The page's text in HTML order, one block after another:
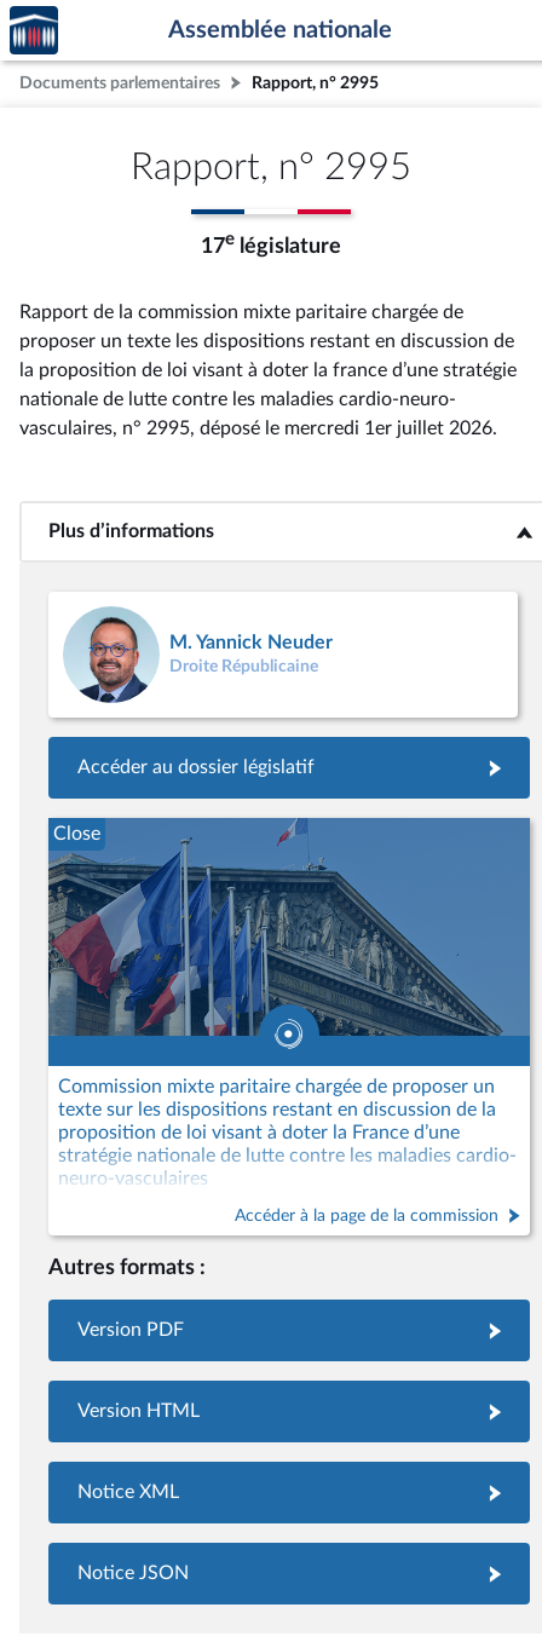
Aller au contenu
Aller en bas de la page
Accèder
à la
page
d'accueil
Assemblée nationale
Documents parlementaires Rapport, n° 2995
Rapport, n° 2995
17e législature
Rapport de la commission mixte paritaire chargée de
proposer un texte les dispositions restant en discussion de
la proposition de loi visant à doter la france d’une stratégie
nationale de lutte contre les maladies cardio-neuro-
vasculaires, n° 2995, déposé le mercredi 1er juillet 2026.
Plus d’informations<b>Plus d’informations</b>
M. Yannick Neuder
Droite Républicaine
Accéder au dossier législatif
Commission mixte paritaire chargée de proposer un
texte sur les dispositions restant en discussion de la
proposition de loi visant à doter la France d’une
stratégie nationale de lutte contre les maladies cardio-
neuro-vasculaires
Accéder à la page de la commission
Close
Autres formats :
Version PDF
Version HTML
Notice XML
Notice JSON